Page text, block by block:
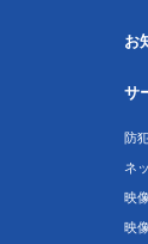
お
サ
防
ネ
映
映